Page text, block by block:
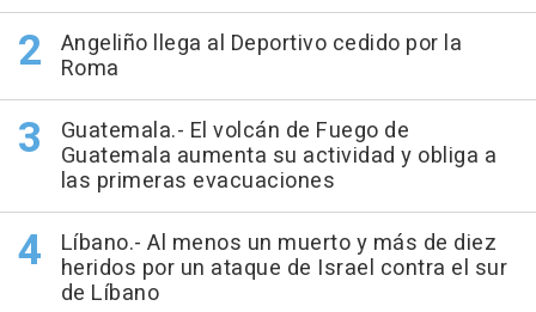
Angeliño llega al Deportivo cedido por la
Roma
Guatemala.- El volcán de Fuego de
Guatemala aumenta su actividad y obliga a
las primeras evacuaciones
Líbano.- Al menos un muerto y más de diez
heridos por un ataque de Israel contra el sur
de Líbano